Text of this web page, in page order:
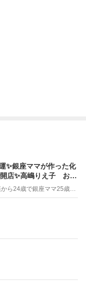
✨銀座ママが作った化
店✨高嶋りえ子 お着
デ